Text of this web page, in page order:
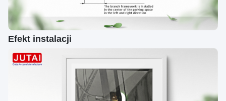
Efekt instalacji